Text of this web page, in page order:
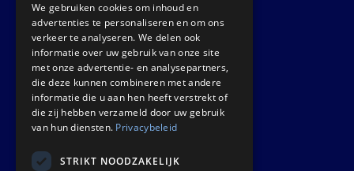
GET IN TOUCH
Euralco Europe B.V.
Zinkstraat 24 - E9451
4823 AD Breda
The Netherlands
We gebruiken cookies om inhoud en
advertenties te personaliseren en om ons
verkeer te analyseren. We delen ook
informatie over uw gebruik van onze site
met onze advertentie- en analysepartners,
die deze kunnen combineren met andere
informatie die u aan hen heeft verstrekt of
die zij hebben verzameld door uw gebruik
van hun diensten. Privacybeleid
STRIKT NOODZAKELIJK